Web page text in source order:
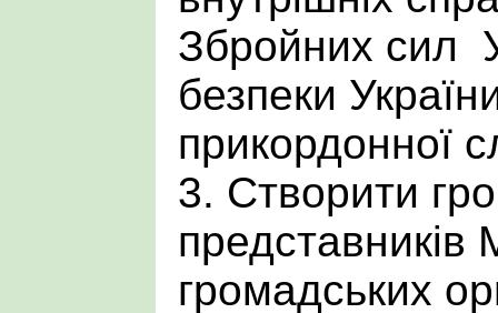
Збройних сил
безпеки
прикордонної
3. Створити
представників
громадських